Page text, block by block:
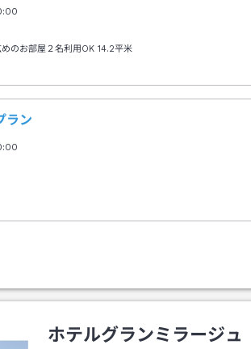
のお部屋２名利用OK 14.2平米
ラン
ホテルグランミラージュ